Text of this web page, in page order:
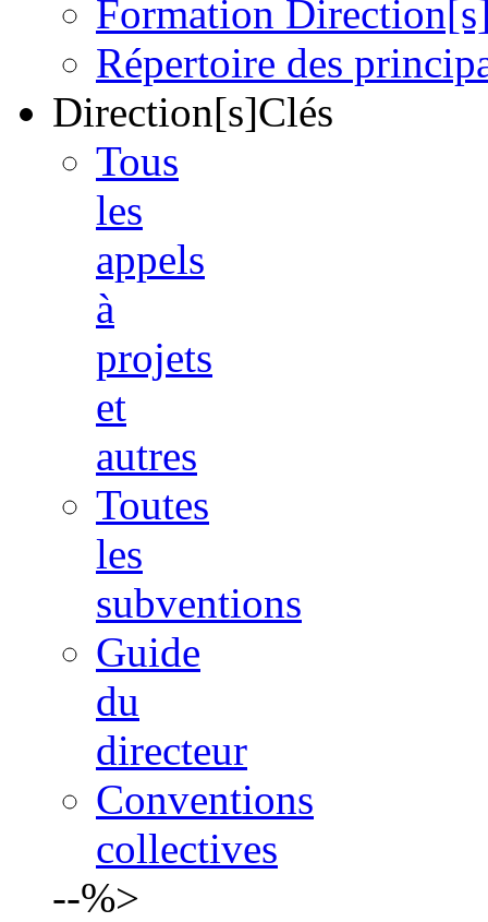
Formation
Répertoire des
Direction[s]Clés
Tous
les
appels
à
projets
et
autres
Toutes
les
subventions
Guide
du
directeur
Conventions
collectives
--%>